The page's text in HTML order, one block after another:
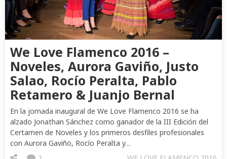
We Love Flamenco 2016 –
Noveles, Aurora Gaviño, Justo
Salao, Rocío Peralta, Pablo
Retamero & Juanjo Bernal
En la jornada inaugural de We Love Flamenco 2016 se ha
alzado Jonathan Sánchez como ganador de la III Edición del
Certamen de Noveles y los primeros desfiles profesionales
con Aurora Gaviño, Rocío Peralta y…